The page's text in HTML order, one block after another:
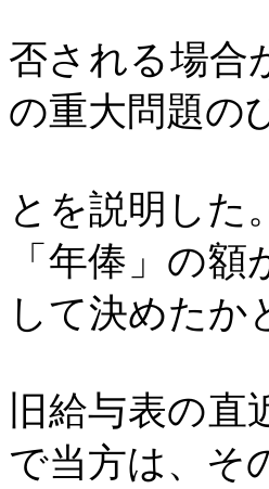
否される場合
の重大問題の
とを説明した
「年俸」の
して決めたか
旧給与表の
で当方は、そ